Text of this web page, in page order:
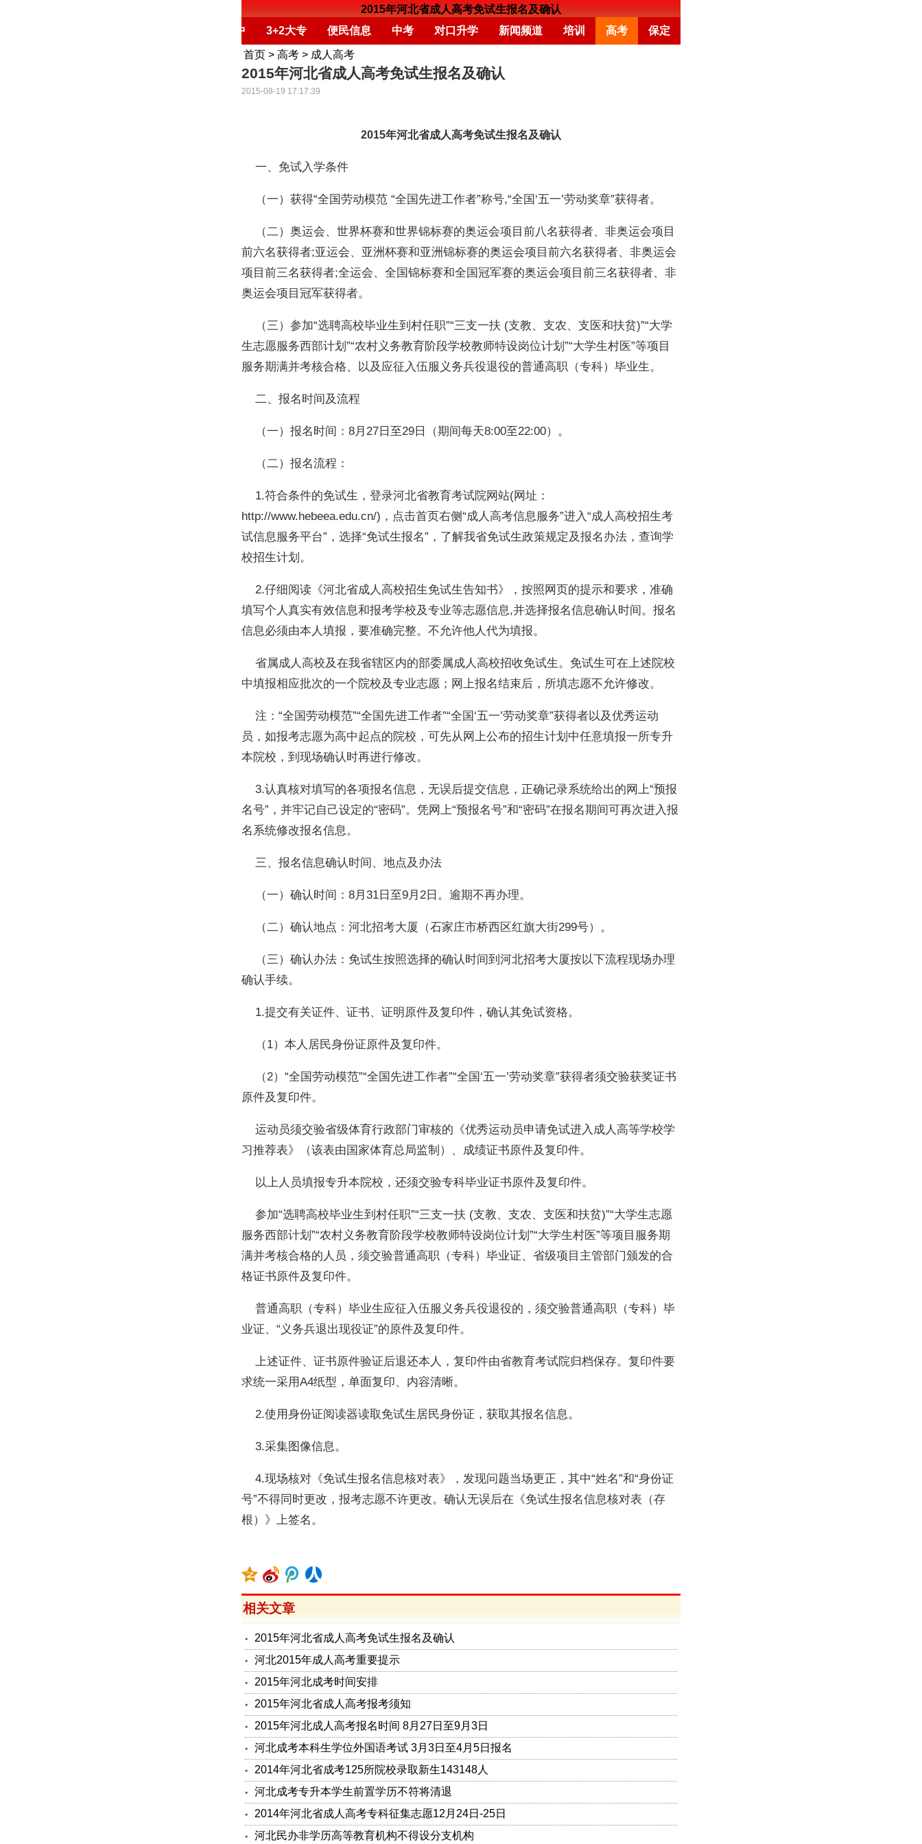
2015年河北省成人高考免试生报名及确认
职业高中 3+2大专 便民信息 中考 对口升学 新闻频道 培训 高考 保定
首页 > 高考 > 成人高考
2015年河北省成人高考免试生报名及确认
2015-08-19 17:17:39
2015年河北省成人高考免试生报名及确认
一、免试入学条件
（一）获得“全国劳动模范 “全国先进工作者”称号,“全国‘五一’劳动奖章”获得者。
（二）奥运会、世界杯赛和世界锦标赛的奥运会项目前八名获得者、非奥运会项目
前六名获得者;亚运会、亚洲杯赛和亚洲锦标赛的奥运会项目前六名获得者、非奥运会
项目前三名获得者;全运会、全国锦标赛和全国冠军赛的奥运会项目前三名获得者、非
奥运会项目冠军获得者。
（三）参加“选聘高校毕业生到村任职”“三支一扶 (支教、支农、支医和扶贫)”“大学
生志愿服务西部计划”“农村义务教育阶段学校教师特设岗位计划”“大学生村医”等项目
服务期满并考核合格、以及应征入伍服义务兵役退役的普通高职（专科）毕业生。
二、报名时间及流程
（一）报名时间：8月27日至29日（期间每天8:00至22:00）。
（二）报名流程：
1.符合条件的免试生，登录河北省教育考试院网站(网址：
http://www.hebeea.edu.cn/)，点击首页右侧“成人高考信息服务”进入“成人高校招生考
试信息服务平台”，选择“免试生报名”，了解我省免试生政策规定及报名办法，查询学
校招生计划。
2.仔细阅读《河北省成人高校招生免试生告知书》，按照网页的提示和要求，准确
填写个人真实有效信息和报考学校及专业等志愿信息,并选择报名信息确认时间。报名
信息必须由本人填报，要准确完整。不允许他人代为填报。
省属成人高校及在我省辖区内的部委属成人高校招收免试生。免试生可在上述院校
中填报相应批次的一个院校及专业志愿；网上报名结束后，所填志愿不允许修改。
注：“全国劳动模范”“全国先进工作者”“全国‘五一’劳动奖章”获得者以及优秀运动
员，如报考志愿为高中起点的院校，可先从网上公布的招生计划中任意填报一所专升
本院校，到现场确认时再进行修改。
3.认真核对填写的各项报名信息，无误后提交信息，正确记录系统给出的网上“预报
名号”，并牢记自己设定的“密码”。凭网上“预报名号”和“密码”在报名期间可再次进入报
名系统修改报名信息。
三、报名信息确认时间、地点及办法
（一）确认时间：8月31日至9月2日。逾期不再办理。
（二）确认地点：河北招考大厦（石家庄市桥西区红旗大街299号）。
（三）确认办法：免试生按照选择的确认时间到河北招考大厦按以下流程现场办理
确认手续。
1.提交有关证件、证书、证明原件及复印件，确认其免试资格。
（1）本人居民身份证原件及复印件。
（2）“全国劳动模范”“全国先进工作者”“全国‘五一’劳动奖章”获得者须交验获奖证书
原件及复印件。
运动员须交验省级体育行政部门审核的《优秀运动员申请免试进入成人高等学校学
习推荐表》（该表由国家体育总局监制）、成绩证书原件及复印件。
以上人员填报专升本院校，还须交验专科毕业证书原件及复印件。
参加“选聘高校毕业生到村任职”“三支一扶 (支教、支农、支医和扶贫)”“大学生志愿
服务西部计划”“农村义务教育阶段学校教师特设岗位计划”“大学生村医”等项目服务期
满并考核合格的人员，须交验普通高职（专科）毕业证、省级项目主管部门颁发的合
格证书原件及复印件。
普通高职（专科）毕业生应征入伍服义务兵役退役的，须交验普通高职（专科）毕
业证、“义务兵退出现役证”的原件及复印件。
上述证件、证书原件验证后退还本人，复印件由省教育考试院归档保存。复印件要
求统一采用A4纸型，单面复印、内容清晰。
2.使用身份证阅读器读取免试生居民身份证，获取其报名信息。
3.采集图像信息。
4.现场核对《免试生报名信息核对表》，发现问题当场更正，其中“姓名”和“身份证
号”不得同时更改，报考志愿不许更改。确认无误后在《免试生报名信息核对表（存
根）》上签名。
相关文章
2015年河北省成人高考免试生报名及确认
河北2015年成人高考重要提示
2015年河北成考时间安排
2015年河北省成人高考报考须知
2015年河北成人高考报名时间 8月27日至9月3日
河北成考本科生学位外国语考试 3月3日至4月5日报名
2014年河北省成考125所院校录取新生143148人
河北成考专升本学生前置学历不符将清退
2014年河北省成人高考专科征集志愿12月24日-25日
河北民办非学历高等教育机构不得设分支机构